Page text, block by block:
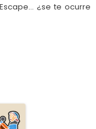
¿se te ocurre